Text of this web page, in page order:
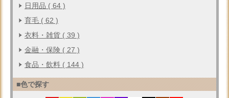
日用品 ( 64 )
育毛 ( 62 )
衣料・雑貨 ( 39 )
金融・保険 ( 27 )
食品・飲料 ( 144 )
■色で探す